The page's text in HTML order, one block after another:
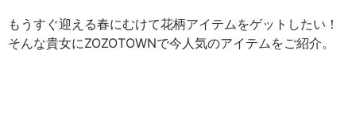
もうすぐ迎える春にむけて花柄アイテムをゲットしたい！
そんな貴女にZOZOTOWNで今人気のアイテムをご紹介。